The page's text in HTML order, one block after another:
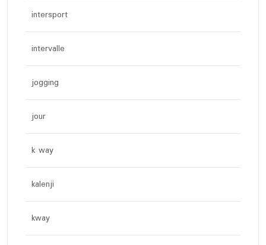
intersport
intervalle
jogging
jour
k way
kalenji
kway